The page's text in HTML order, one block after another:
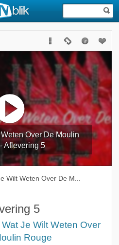
Over De Moulin
Aflevering 5
Wilt Weten Over De M...
5
Je Wilt Weten Over
Rouge